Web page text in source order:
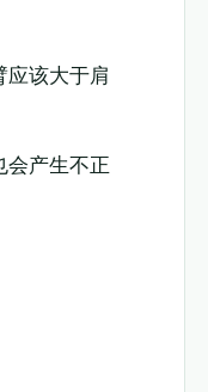
该大于肩
会产生不正